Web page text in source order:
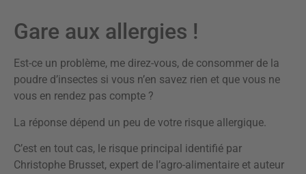
Gare aux allergies !
Est-ce un problème, me direz-vous, de consommer de la
poudre d’insectes si vous n’en savez rien et que vous ne
vous en rendez pas compte ?
La réponse dépend un peu de votre risque allergique.
C’est en tout cas, le risque principal identifié par
Christophe Brusset, expert de l’agro-alimentaire et auteur